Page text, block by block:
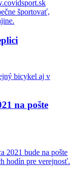
športovať,
bicykel aj v
na pošte
2021 bude na pošte
hodín pre verejnosť.